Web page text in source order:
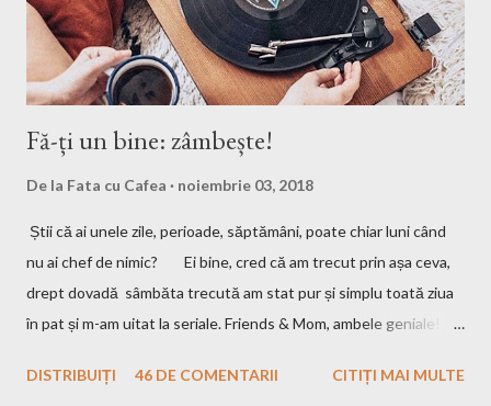
Fă-ți un bine: zâmbește!
De la Fata cu Cafea noiembrie 03, 2018
Știi că ai unele zile, perioade, săptămâni, poate chiar luni când
nu ai chef de nimic? Ei bine, cred că am trecut prin așa ceva,
drept dovadă sâmbăta trecută am stat pur și simplu toată ziua
în pat și m-am uitat la seriale. Friends & Mom, ambele geniale!
cu detalii. Una peste alta, poate că ai nevoie sau nu, de acele
DISTRIBUIȚI 46 DE COMENTARII CITIȚI MAI MULTE